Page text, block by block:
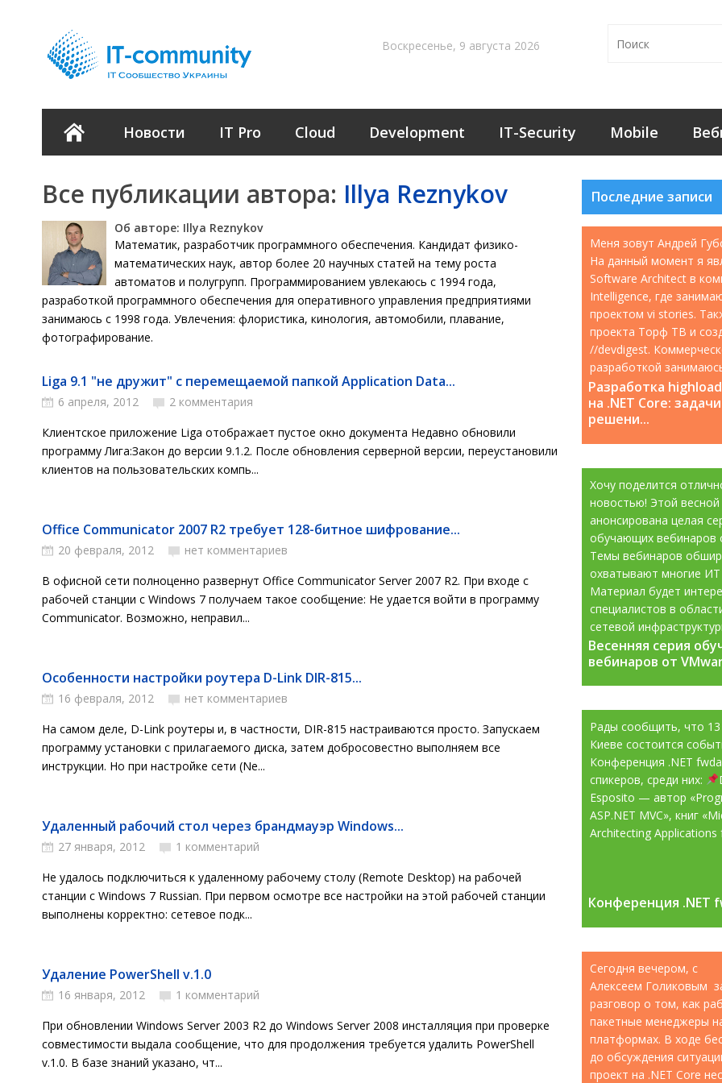
Воскресенье, 9 августа 2026
Новости IT Pro Cloud Development IT-Security Mobile
Все публикации автора: Illya Reznykov
Об авторе: Illya Reznykov
Математик, разработчик программного обеспечения. Кандидат физико-
математических наук, автор более 20 научных статей на тему роста
автоматов и полугрупп. Программированием увлекаюсь с 1994 года,
разработкой программного обеспечения для оперативного управления предприятиями
занимаюсь с 1998 года. Увлечения: флористика, кинология, автомобили, плавание,
фотографирование.
Liga 9.1 "не дружит" с перемещаемой папкой Application Data...
6 апреля, 2012
2 комментария
Клиентское приложение Liga отображает пустое окно документа Недавно обновили
программу Лига:Закон до версии 9.1.2. После обновления серверной версии, переустановили
клиентов на пользовательских компь...
Office Communicator 2007 R2 требует 128-битное шифрование...
20 февраля, 2012
нет комментариев
В офисной сети полноценно развернут Office Communicator Server 2007 R2. При входе с
рабочей станции с Windows 7 получаем такое сообщение: Не удается войти в программу
Communicator. Возможно, неправил...
Особенности настройки роутера D-Link DIR-815...
16 февраля, 2012
нет комментариев
На самом деле, D-Link роутеры и, в частности, DIR-815 настраиваются просто. Запускаем
программу установки с прилагаемого диска, затем добросовестно выполняем все
инструкции. Но при настройке сети (Ne...
Удаленный рабочий стол через брандмауэр Windows...
27 января, 2012
1 комментарий
Не удалось подключиться к удаленному рабочему столу (Remote Desktop) на рабочей
станции с Windows 7 Russian. При первом осмотре все настройки на этой рабочей станции
выполнены корректно: сетевое подк...
Удаление PowerShell v.1.0
16 января, 2012
1 комментарий
При обновлении Windows Server 2003 R2 до Windows Server 2008 инсталляция при проверке
совместимости выдала сообщение, что для продолжения требуется удалить PowerShell
v.1.0. В базе знаний указано, чт...
Последние записи
Разработка
на .NET Core:
решени...
Меня зовут Андрей
На данный момент я
Software Architect в
Intelligence, где
проектом vi stories.
проекта Торф ТВ и
//devdigest.
разработкой
с 2008 года....
Весенняя серия
вебинаров от
Хочу поделится
новостью! Этой весной
анонсирована целая
обучающих вебинаров
Темы вебинаров
охватывают многие
Материал будет
специалистов в
сетевой
информационной...
Весенняя серия
вебинаров от
Конференция .NET
Рады сообщить, что 13
Киеве состоится
Конференция .NET
спикеров, среди них:
Esposito — автор
ASP.NET MVC», книг
Architecting Applications
Конференция .NET
Сегодня вечером, с
Алексеем Голиковым
разговор о том, как
пакетные менеджеры
платформах. В ходе
до обсуждения
проект на .NET Core